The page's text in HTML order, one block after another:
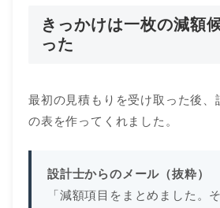
きっかけは一枚の減額
った
最初の見積もりを受け取った後、
の表を作ってくれました。
設計士からのメール（抜粋）
「減額項目をまとめました。